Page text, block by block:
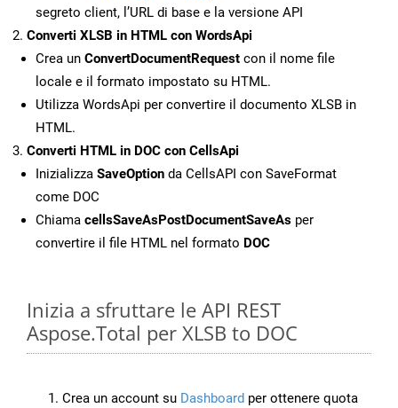
segreto client, l’URL di base e la versione API
Converti XLSB in HTML con WordsApi
Crea un ConvertDocumentRequest con il nome file
locale e il formato impostato su HTML.
Utilizza WordsApi per convertire il documento XLSB in
HTML.
Converti HTML in DOC con CellsApi
Inizializza SaveOption da CellsAPI con SaveFormat
come DOC
Chiama cellsSaveAsPostDocumentSaveAs per
convertire il file HTML nel formato DOC
Inizia a sfruttare le API REST
Aspose.Total per XLSB to DOC
Crea un account su Dashboard per ottenere quota